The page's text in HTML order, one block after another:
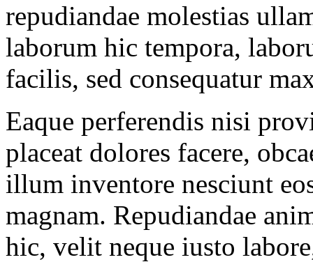
repudiandae molestias
laborum hic tempora,
facilis, sed consequatur
Eaque perferendis nisi
placeat dolores facere,
illum inventore nesciunt
magnam. Repudiandae
hic, velit neque iusto